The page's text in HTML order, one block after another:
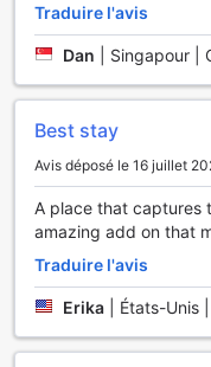
d'exploration, vous
apaisant de l'hôtel, où
Les Installations
Au Hakone Nanase,
sont au cœur de notre
coffres-forts pour
valeur, vous
toute sérénité. De
toutes les chambres
permet de rester
souvenirs ou pour
la magnifique région
Traduire l'avis
Dan Singapour |
Best stay
Avis déposé le 16 juillet
A place that captures
amazing add on that
Traduire l'avis
Erika États-Unis